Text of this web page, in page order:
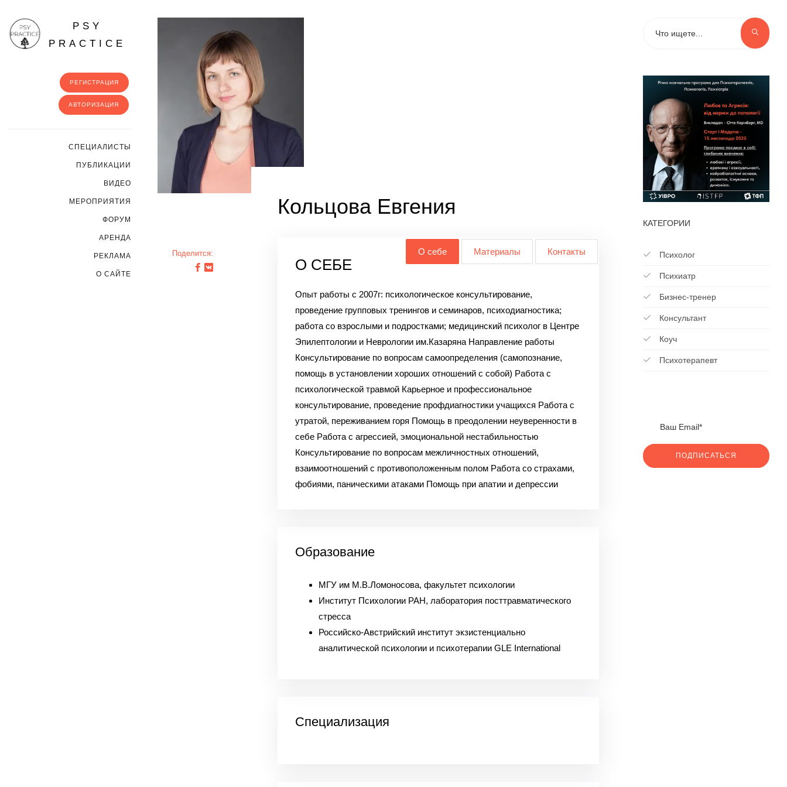
PSY
PRACTICE
РЕГИСТРАЦИЯ
АВТОРИЗАЦИЯ
CПЕЦИАЛИСТЫ
ПУБЛИКАЦИИ
ВИДЕО
МЕРОПРИЯТИЯ
ФОРУМ
АРЕНДА
РЕКЛАМА
О САЙТЕ
Поделится:
Кольцова Евгения
О себе Материалы Контакты
О СЕБЕ
Опыт работы с 2007г: психологическое консультирование,
проведение групповых тренингов и семинаров, психодиагностика;
работа со взрослыми и подростками; медицинский психолог в Центре
Эпилептологии и Неврологии им.Казаряна Направление работы
Консультирование по вопросам самоопределения (самопознание,
помощь в установлении хороших отношений с собой) Работа с
психологической травмой Карьерное и профессиональное
консультирование, проведение профдиагностики учащихся Работа с
утратой, переживанием горя Помощь в преодолении неуверенности в
себе Работа с агрессией, эмоциональной нестабильностью
Консультирование по вопросам межличностных отношений,
взаимоотношений с противоположенным полом Работа со страхами,
фобиями, паническими атаками Помощь при апатии и депрессии
Образование
МГУ им М.В.Ломоносова, факультет психологии
Институт Психологии РАН, лаборатория посттравматического
стресса
Российско-Австрийский институт экзистенциально
аналитической психологии и психотерапии GLE International
Специализация
КАТЕГОРИИ
Психолог
Психиатр
Бизнес-тренер
Консультант
Коуч
Психотерапевт
ПОДПИСАТЬСЯ